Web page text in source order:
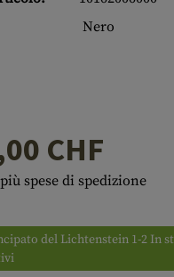
Nero
CHF
spese di spedizione
del Lichtenstein 1-2 In